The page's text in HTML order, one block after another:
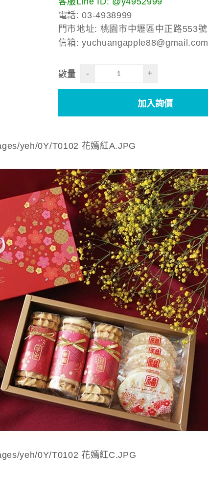
電話: 03-4938999
門市地址: 桃園市中壢區中正路553號
信箱: yuchuangapple88@gmail.com
數量 - +
加入詢價